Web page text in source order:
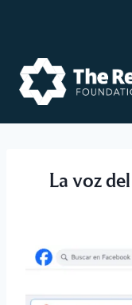
La voz